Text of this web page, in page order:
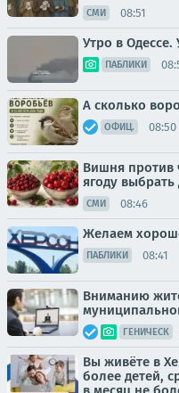
СМИ 08:51
Утро в Одессе.
ПАБЛИКИ
А сколько
ОФИЦ. 08:50
Вишня против
ягоду выбрать
СМИ 08:46
Желаем
ПАБЛИКИ 08:41
Вниманию
ГЕНИЧЕСК
Вы живёте в
более детей,